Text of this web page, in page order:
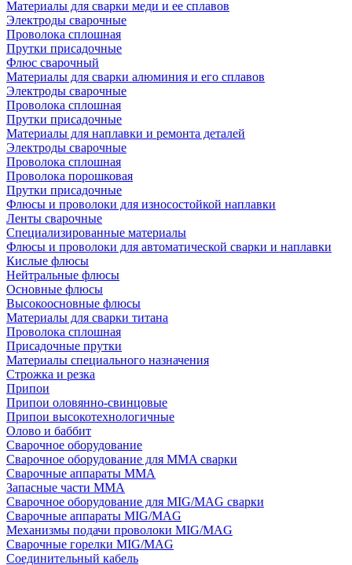
Материалы для сварки меди и ее сплавов
Электроды сварочные
Проволока сплошная
Прутки присадочные
Флюс сварочный
Материалы для сварки алюминия и его сплавов
Электроды сварочные
Проволока сплошная
Прутки присадочные
Материалы для наплавки и ремонта деталей
Электроды сварочные
Проволока сплошная
Проволока порошковая
Прутки присадочные
Флюсы и проволоки для износостойкой наплавки
Ленты сварочные
Специализированные материалы
Флюсы и проволоки для автоматической сварки и наплавки
Кислые флюсы
Нейтральные флюсы
Основные флюсы
Высокоосновные флюсы
Материалы для сварки титана
Проволока сплошная
Присадочные прутки
Материалы специального назначения
Строжка и резка
Припои
Припои оловянно-свинцовые
Припои высокотехнологичные
Олово и баббит
Сварочное оборудование
Сварочное оборудование для MMA сварки
Сварочные аппараты MMA
Запасные части MMA
Сварочное оборудование для MIG/MAG сварки
Сварочные аппараты MIG/MAG
Механизмы подачи проволоки MIG/MAG
Сварочные горелки MIG/MAG
Соединительный кабель